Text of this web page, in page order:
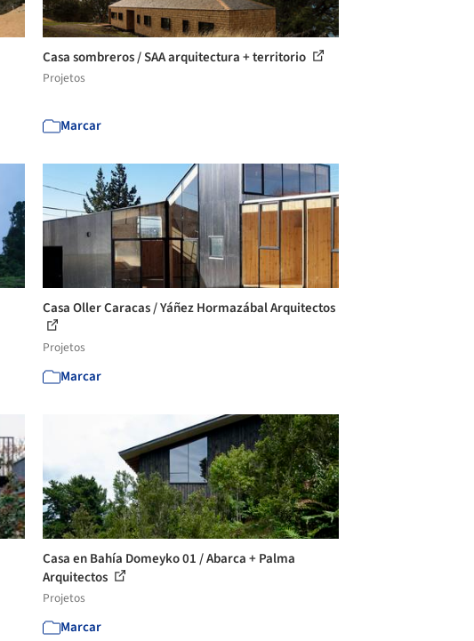
Casa sombreros / SAA arquitectura + territorio
Projetos
Marcar
Casa Oller Caracas / Yáñez Hormazábal Arquitectos
Projetos
Marcar
Casa en Bahía Domeyko 01 / Abarca + Palma
Arquitectos
Projetos
Marcar